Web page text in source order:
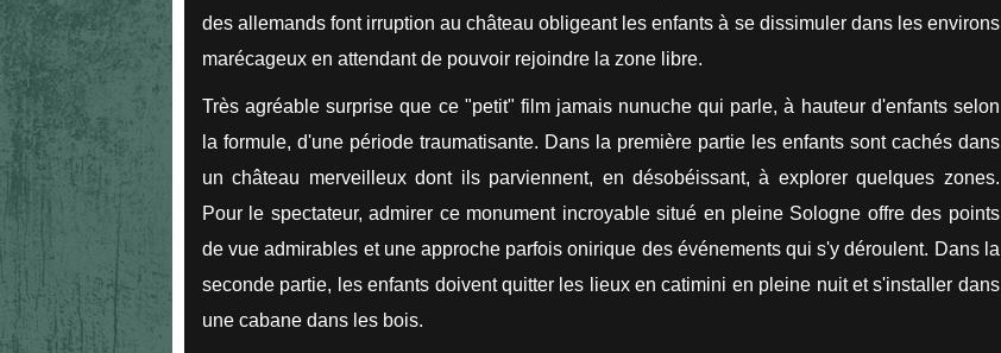
des allemands font irruption au château obligeant les enfants à se dissimuler dans les environs
marécageux en attendant de pouvoir rejoindre la zone libre.
Très agréable surprise que ce "petit" film jamais nunuche qui parle, à hauteur d'enfants selon
la formule, d'une période traumatisante. Dans la première partie les enfants sont cachés dans
un château merveilleux dont ils parviennent, en désobéissant, à explorer quelques zones.
Pour le spectateur, admirer ce monument incroyable situé en pleine Sologne offre des points
de vue admirables et une approche parfois onirique des événements qui s'y déroulent. Dans la
seconde partie, les enfants doivent quitter les lieux en catimini en pleine nuit et s'installer dans
une cabane dans les bois.